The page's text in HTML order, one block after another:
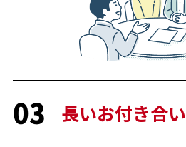
03 長いお付き合い